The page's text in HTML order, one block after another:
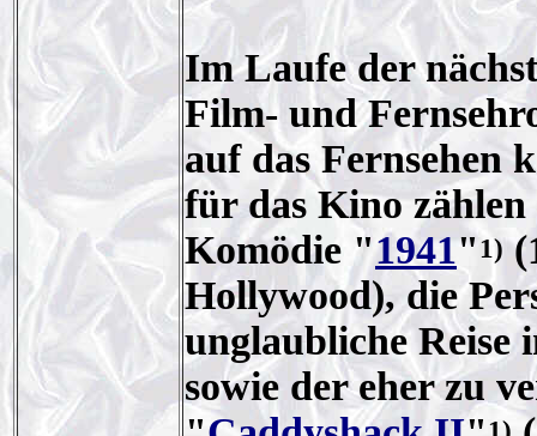
Im Laufe der
Film- und
auf das Fernsehen
für das Kino zählen
Komödie "1941"1)
Hollywood), die
unglaubliche Reise
sowie der eher zu